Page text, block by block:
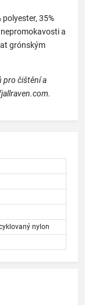
35%
a
grónským
pro čištění a
nylon